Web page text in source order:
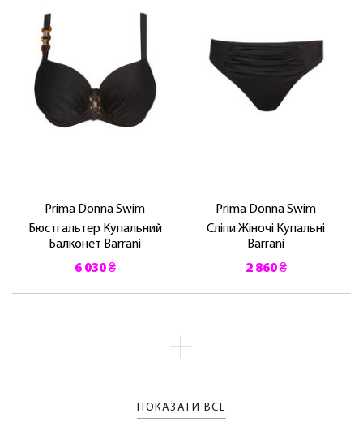
Prima Donna Swim
Бюстгальтер Купальний
Балконет Barrani
6 030 ₴
Prima Donna Swim
Сліпи Жіночі Купальні
Barrani
2 860 ₴
ПОКАЗАТИ ВСЕ